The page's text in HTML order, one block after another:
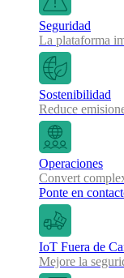
Seguridad
La plataforma
Sostenibilidad
Reduce
Operaciones
Convert
Ponte en
IoT Fuera de
Mejore la